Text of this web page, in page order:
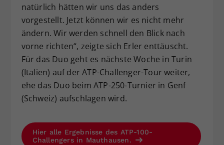
natürlich hätten wir uns das anders
vorgestellt. Jetzt können wir es nicht mehr
ändern. Wir werden schnell den Blick nach
vorne richten“, zeigte sich Erler enttäuscht.
Für das Duo geht es nächste Woche in Turin
(Italien) auf der ATP-Challenger-Tour weiter,
ehe das Duo beim ATP-250-Turnier in Genf
(Schweiz) aufschlagen wird.
Hier alle Ergebnisse des ATP-100-
Challengers in Mauthausen.